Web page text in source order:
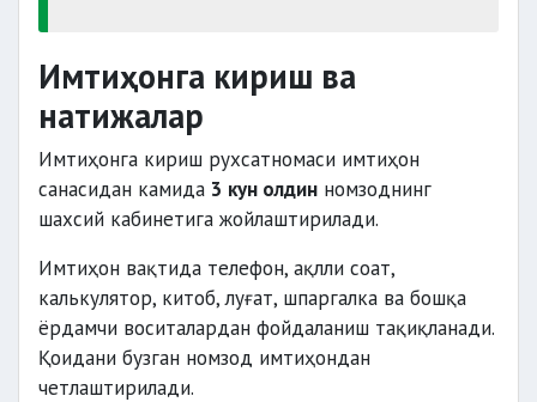
Имтиҳонга кириш ва
натижалар
Имтиҳонга кириш рухсатномаси имтиҳон
санасидан камида 3 кун олдин номзоднинг
шахсий кабинетига жойлаштирилади.
Имтиҳон вақтида телефон, ақлли соат,
калькулятор, китоб, луғат, шпаргалка ва бошқа
ёрдамчи воситалардан фойдаланиш тақиқланади.
Қоидани бузган номзод имтиҳондан
четлаштирилади.